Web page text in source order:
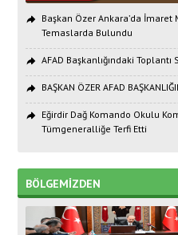
Başkan Özer Ankara’da
Temaslarda Bulundu
AFAD Başkanlığındaki Toplantı
BAŞKAN ÖZER AFAD
Eğirdir Dağ Komando Okulu
Tümgeneralliğe Terfi Etti
BÖLGEMİZDEN